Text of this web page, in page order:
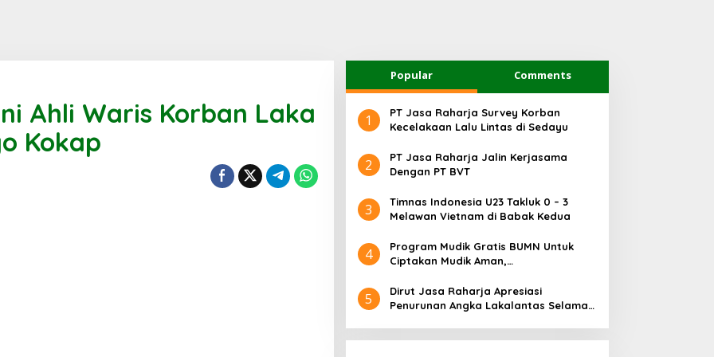
Ahli Waris Korban Laka
Kokap
Popular Comments
1
PT Jasa Raharja Survey Korban
Kecelakaan Lalu Lintas di Sedayu
2
PT Jasa Raharja Jalin Kerjasama
Dengan PT BVT
3
Timnas Indonesia U23 Takluk 0 – 3
Melawan Vietnam di Babak Kedua
4
Program Mudik Gratis BUMN Untuk
Ciptakan Mudik Aman,
5
Dirut Jasa Raharja Apresiasi
Penurunan Angka Lakalantas Selama